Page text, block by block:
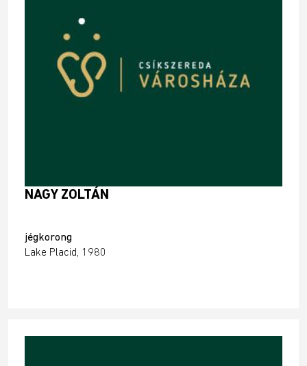
NAGY ZOLTÁN
jégkorong
Lake Placid, 1980